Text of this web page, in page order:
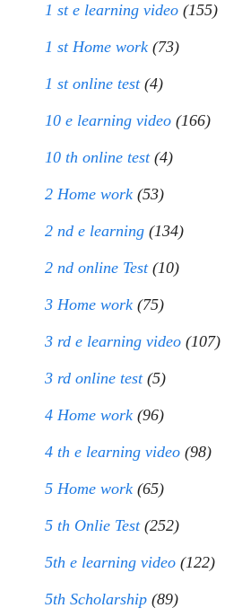
1 st e learning video (155)
1 st Home work (73)
1 st online test(4)
10 e learning video (166)
10 th online test(4)
2 Home work (53)
2 nd e learning (134)
2 nd online Test(10)
3 Home work (75)
3 rd e learning video (107)
3 rd online test(5)
4 Home work (96)
4 th e learning video (98)
5 Home work (65)
5 th Onlie Test(252)
5th e learning video (122)
5th Scholarship (89)